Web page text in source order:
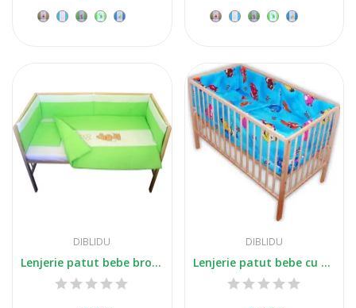
DIBLIDU
Lenjerie patut bebe brodat cu 5 piese verde
DIBLIDU
Lenjerie patut bebe cu 5 piese masinute albastru